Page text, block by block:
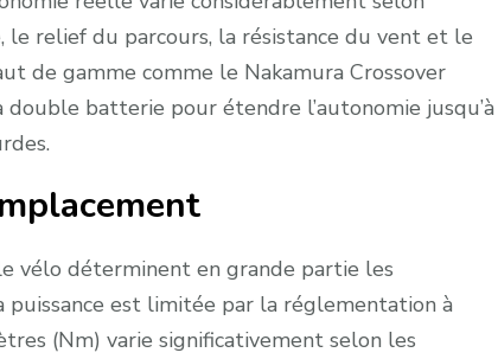
relief du parcours, la résistance du vent et le
de gamme comme le Nakamura Crossover
batterie pour étendre l’autonomie jusqu’à
vélo déterminent en grande partie les
est limitée par la réglementation à
(Nm) varie significativement selon les